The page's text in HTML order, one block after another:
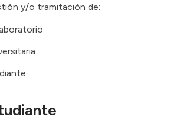
y/o tramitación de: